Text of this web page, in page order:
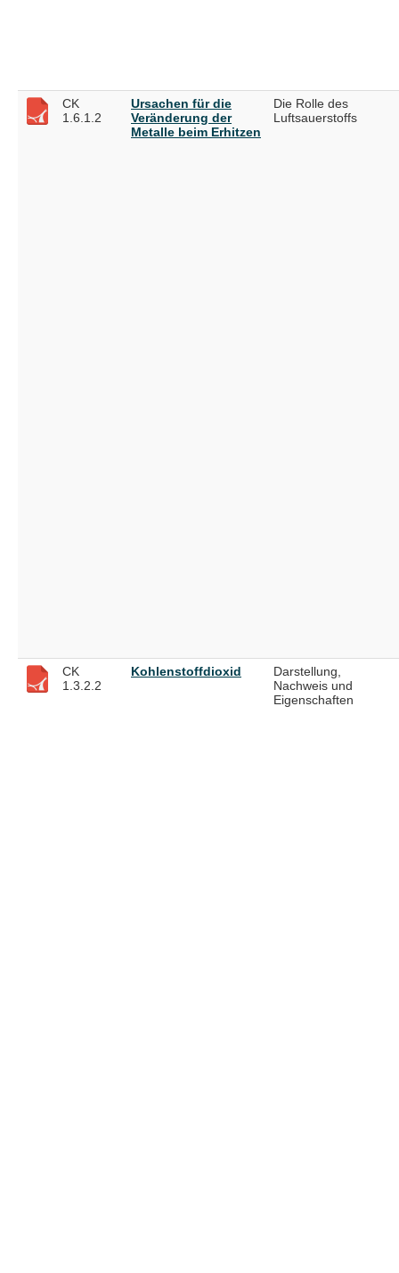
CK
1.6.1.2
Ursachen für die
Veränderung der
Metalle beim Erhitzen
Die Rolle des
Luftsauerstoffs
CK
1.3.2.2
Kohlenstoffdioxid
Darstellung,
Nachweis und
Eigenschaften